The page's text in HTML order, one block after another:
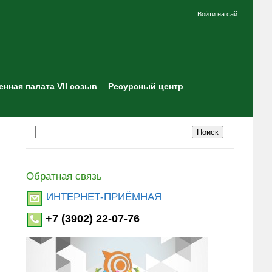
Войти на сайт
палата VII созыв Ресурсный центр
Обратная связь
ИНТЕРНЕТ-ПРИЁМНАЯ
+7 (3902) 22-07-76